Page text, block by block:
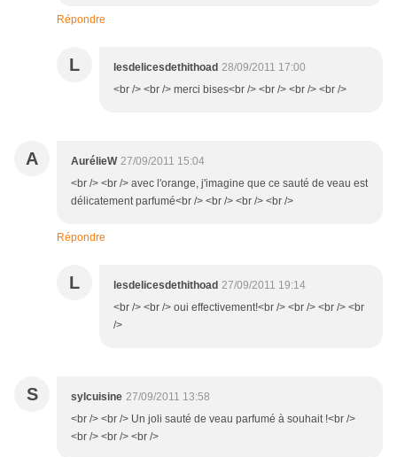
Répondre
L lesdelicesdethithoad 28/09/2011 17:00
<br /> <br /> merci bises<br /> <br /> <br /> <br />
A AurélieW 27/09/2011 15:04
<br /> <br /> avec l'orange, j'imagine que ce sauté de veau est
délicatement parfumé<br /> <br /> <br /> <br />
Répondre
L lesdelicesdethithoad 27/09/2011 19:14
<br /> <br /> oui effectivement!<br /> <br /> <br /> <br
/>
S sylcuisine 27/09/2011 13:58
<br /> <br /> Un joli sauté de veau parfumé à souhait !<br />
<br /> <br /> <br />